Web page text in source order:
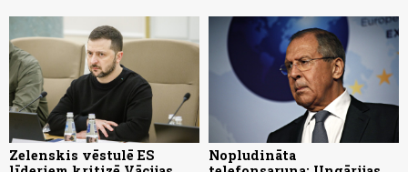
Zelenskis vēstulē ES
Nopludināta